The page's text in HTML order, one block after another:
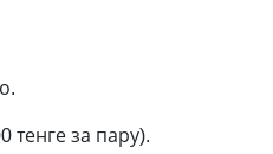
за пару).